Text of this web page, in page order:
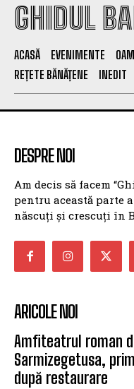
GHIDUL
ACASĂ EVENIMENTE
REȚETE BĂNĂȚENE
INEDIT
DESPRE NOI
Am decis să facem
pentru această parte
născuți și crescuți în
ARICOLE NOI
Amfiteatrul roman
Sarmizegetusa,
după restaurare